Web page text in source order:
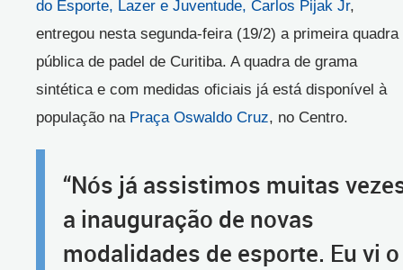
do Esporte, Lazer e Juventude, Carlos Pijak Jr,
entregou nesta segunda-feira (19/2) a primeira quadra
pública de padel de Curitiba. A quadra de grama
sintética e com medidas oficiais já está disponível à
população na Praça Oswaldo Cruz, no Centro.
“Nós já assistimos muitas
a inauguração de novas
modalidades de esporte. Eu vi o